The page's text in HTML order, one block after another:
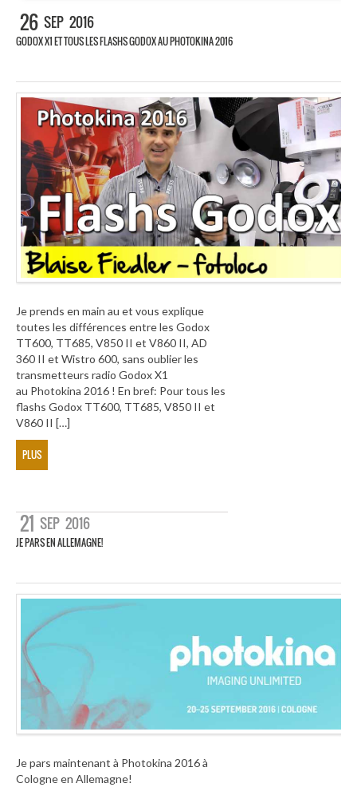
26 SEP 2016
GODOX X1 ET TOUS LES FLASHS GODOX AU PHOTOKINA 2016
Je prends en main au et vous explique
toutes les différences entre les Godox
TT600, TT685, V850 II et V860 II, AD
360 II et Wistro 600, sans oublier les
transmetteurs radio Godox X1
au Photokina 2016 ! En bref: Pour tous les
flashs Godox TT600, TT685, V850 II et
V860 II […]
PLUS
21 SEP 2016
JE PARS EN ALLEMAGNE!
Je pars maintenant à Photokina 2016 à
Cologne en Allemagne!